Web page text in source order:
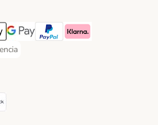
Payment Method
Payment Method
Google Pay Payment Method
PayPal Payment Method
Klarna Payment Method
Payment Method
Method
Shipping Method
paack Shipping Method